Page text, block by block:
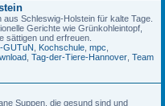
Schleswig-Holstein für kalte Tage.
Gerichte wie Grünkohleintopf,
sättigen und erfreuen.
GUTuN Kochschule mpc
Tag-der-Tiere-Hannover Team
Suppen, die gesund sind und